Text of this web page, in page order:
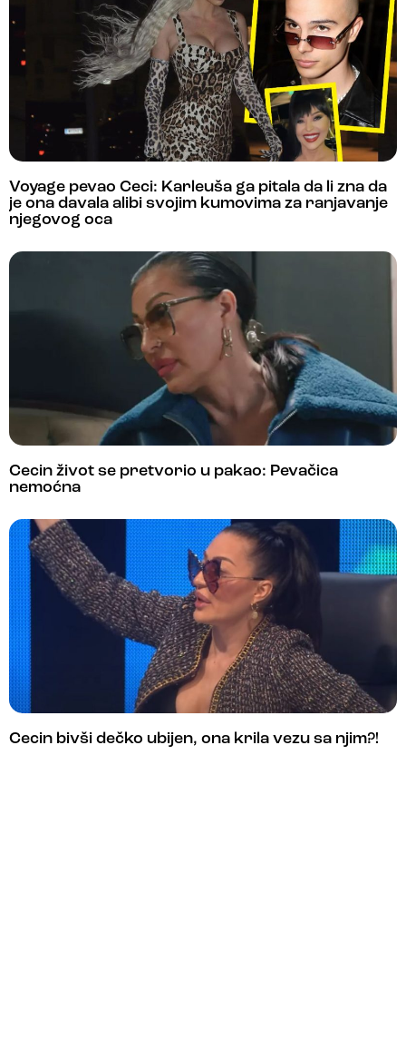
Voyage pevao Ceci: Karleuša ga pitala da li zna da
je ona davala alibi svojim kumovima za ranjavanje
njegovog oca
Cecin život se pretvorio u pakao: Pevačica
nemoćna
Cecin bivši dečko ubijen, ona krila vezu sa njim?!